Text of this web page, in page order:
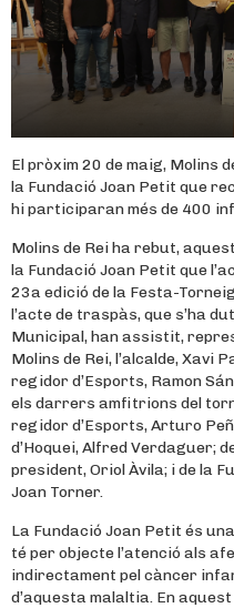
El pròxim 20 de maig, Molins
la Fundació Joan Petit que
hi participaran més de 400
Molins de Rei ha rebut,
la Fundació Joan Petit que
23a edició de la Festa-
l’acte de traspàs, que s’ha
Municipal, han assistit,
Molins de Rei, l’alcalde, Xavi
regidor d’Esports, Ramon
els darrers amfitrions del
regidor d’Esports, Arturo
d’Hoquei, Alfred Verdaguer;
president, Oriol Àvila; i de la
Joan Torner.
La Fundació Joan Petit és
té per objecte l’atenció als
indirectament pel càncer
d’aquesta malaltia. En